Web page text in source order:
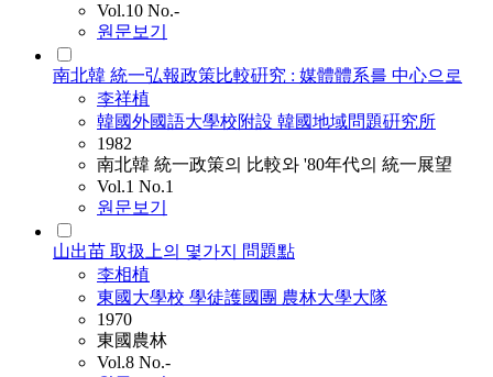
Vol.10 No.-
원문보기
南北韓 統一弘報政策比較硏究 : 媒體體系를 中心으로
李祥植
韓國外國語大學校附設 韓國地域問題硏究所
1982
南北韓 統一政策의 比較와 '80年代의 統一展望
Vol.1 No.1
원문보기
山出苗 取扱上의 몇가지 問題點
李相植
東國大學校 學徒護國團 農林大學大隊
1970
東國農林
Vol.8 No.-